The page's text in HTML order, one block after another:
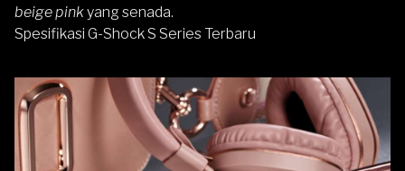
beige pinkyang senada.
Spesifikasi G-Shock S Series Terbaru